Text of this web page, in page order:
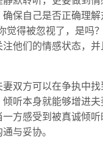
保自己是否正确理
觉得被忽视了，是吗
他们的情感状态，
双方可以在争执中
听本身就能够增进
方感受到被真诚倾
与妥协。